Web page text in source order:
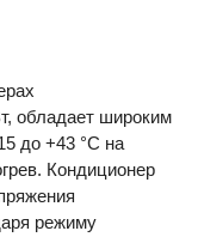
обладает широким
до +43 °C на
Кондиционер
режиму